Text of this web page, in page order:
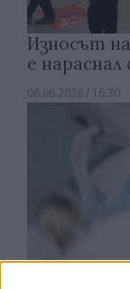
Износът
е нараснал
06.08.2026 / 16:30